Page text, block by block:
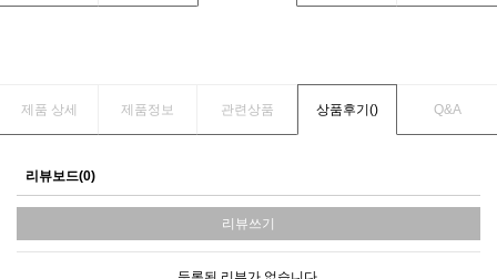
제품 상세 제품정보 관련상품 상품후기() Q&A
리뷰보드(0)
리뷰쓰기